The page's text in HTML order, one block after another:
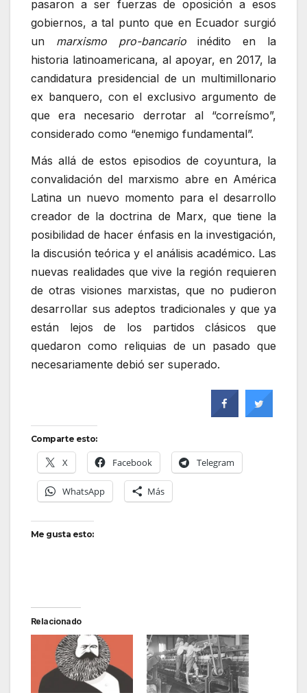
pasaron a ser fuerzas de oposición a esos
gobiernos, a tal punto que en Ecuador surgió
un marxismo pro-bancarioinédito en la
historia latinoamericana, al apoyar, en 2017, la
candidatura presidencial de un multimillonario
ex banquero, con el exclusivo argumento de
que era necesario derrotar al “correísmo”,
considerado como “enemigo fundamental”.
Más allá de estos episodios de coyuntura, la
convalidación del marxismo abre en América
Latina un nuevo momento para el desarrollo
creador de la doctrina de Marx, que tiene la
posibilidad de hacer énfasis en la investigación,
la discusión teórica y el análisis académico. Las
nuevas realidades que vive la región requieren
de otras visiones marxistas, que no pudieron
desarrollar sus adeptos tradicionales y que ya
están lejos de los partidos clásicos que
quedaron como reliquias de un pasado que
necesariamente debió ser superado.
Comparte esto:
X Facebook Telegram
WhatsApp Más
Me gusta esto:
Relacionado